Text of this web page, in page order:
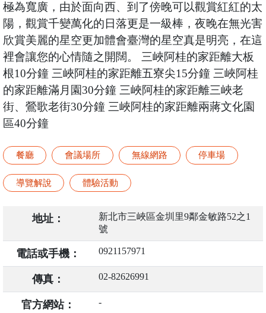
極為寬廣，由於面向西、到了傍晚可以觀賞紅紅的太
陽，觀賞千變萬化的日落更是一級棒，夜晚在無光害
欣賞美麗的星空更加體會臺灣的星空真是明亮，在這
裡會讓您的心情隨之開闊。 三峽阿桂的家距離大板
根10分鐘 三峽阿桂的家距離五寮尖15分鐘 三峽阿桂
的家距離滿月園30分鐘 三峽阿桂的家距離三峽老
街、鶯歌老街30分鐘 三峽阿桂的家距離兩蔣文化園
區40分鐘
餐廳 會議場所 無線網路 停車場
導覽解說 體驗活動
地址：
新北市三峽區金圳里9鄰金敏路52之1
號
電話或手機： 0921157971
傳真： 02-82626991
官方網站： -